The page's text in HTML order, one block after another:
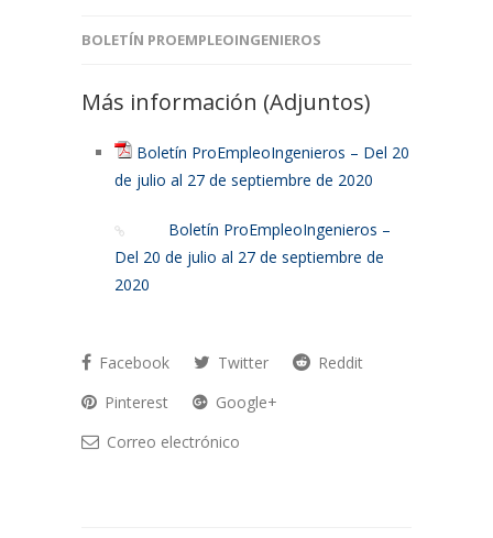
BOLETÍN PROEMPLEOINGENIEROS
Más información (Adjuntos)
Boletín ProEmpleoIngenieros – Del 20
de julio al 27 de septiembre de 2020
Boletín ProEmpleoIngenieros –
Del 20 de julio al 27 de septiembre de
2020
Facebook Twitter
Reddit
Pinterest
Google+
Correo electrónico